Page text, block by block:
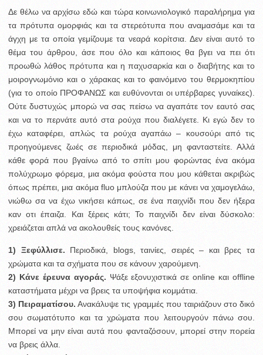
Δε θέλω να αρχίσω εδώ και τώρα κοινωνιολογικό παραλήρημα για
τα πρότυπα ομορφιάς και τα στερεότυπα που αναμασάμε και τα
άγχη με τα οποία γεμίζουμε τα νεαρά κορίτσια. Δεν είναι αυτό το
θέμα του άρθρου, άσε που όλο και κάποιος θα βγει να πει ότι
προωθώ λάθος πρότυπα και η παχυσαρκία και ο διαβήτης και το
μοιρογνωμόνιο και ο χάρακας και το φαινόμενο του θερμοκηπίου
(για το οποίο ΠΡΟΦΑΝΩΣ και ευθύνονται οι υπέρβαρες γυναίκες).
Ούτε δυστυχώς μπορώ να σας πείσω να αγαπάτε τον εαυτό σας
και να το περνάτε αυτό στα ρούχα που διαλέγετε. Κι εγώ δεν το
έχω καταφέρει, απλώς τα ρούχα αγαπάω – κουσούρι από τις
προηγούμενες ζωές σε περιοδικά μόδας, μη φανταστείτε. Αλλά
κάθε φορά που βγαίνω από το σπίτι μου φορώντας ένα ακόμα
πολύχρωμο φόρεμα, μια ακόμα φούστα που μου κάθεται ακριβώς
όπως πρέπει, μια ακόμα fluo μπλούζα που με κάνει να χαμογελάω,
νιώθω σα να έχω νικήσει κάπως, σε ένα παιχνίδι που δεν ήξερα
καν οτι έπαιζα. Και ξέρεις κάτι; Το παιχνίδι δεν είναι δύσκολο:
χρειάζεται απλά να ακολουθείς τους κανόνες.
1) Ξεφύλλισε. Περιοδικά, blogs, ταινίες, σειρές – και βρες τα
χρώματα και τα σχήματα που σε κάνουν χαρούμενη.
2) Κάνε έρευνα αγοράς. Ψάξε εξονυχιστικά σε online και offline
καταστήματα μέχρι να βρεις τα υποψήφια κομμάτια.
3) Πειραματίσου. Ανακάλυψε τις γραμμές που ταιριάζουν στο δικό
σου σωματότυπο και τα χρώματα που λειτουργούν πάνω σου.
Μπορεί να μην είναι αυτά που φανταζόσουν, μπορεί στην πορεία
να βρεις άλλα.